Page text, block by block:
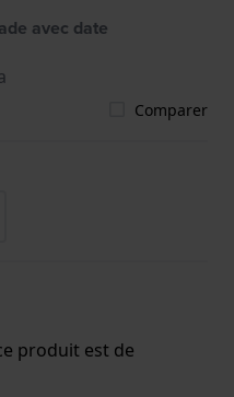
avec date
Comparer
produit est de